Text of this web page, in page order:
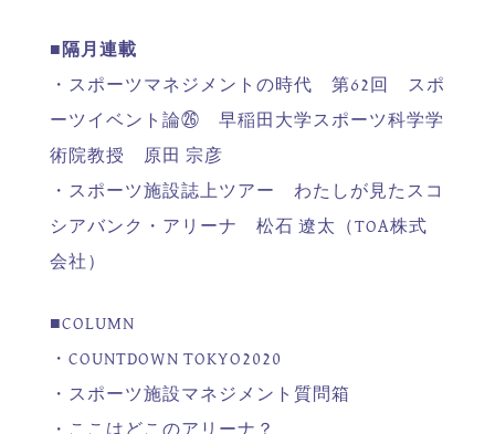
■隔月連載
・スポーツマネジメントの時代 第62回 スポ
ーツイベント論㉖ 早稲田大学スポーツ科学学
術院教授 原田 宗彦
・スポーツ施設誌上ツアー わたしが見たスコ
シアバンク・アリーナ 松石 遼太（TOA株式
会社）
■COLUMN
・COUNTDOWN TOKYO2020
・スポーツ施設マネジメント質問箱